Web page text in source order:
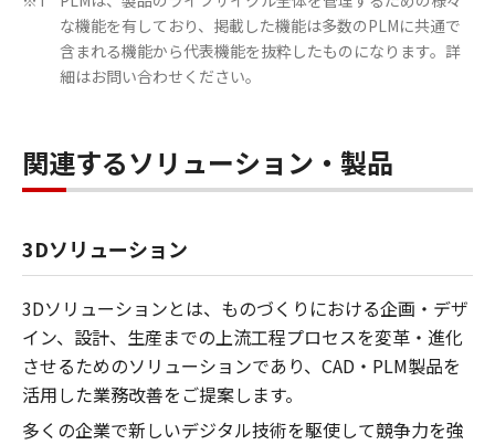
な機能を有しており、掲載した機能は多数のPLMに共通で
含まれる機能から代表機能を抜粋したものになります。詳
細はお問い合わせください。
関連するソリューション・製品
3Dソリューション
3Dソリューションとは、ものづくりにおける企画・デザ
イン、設計、生産までの上流工程プロセスを変革・進化
させるためのソリューションであり、CAD・PLM製品を
活用した業務改善をご提案します。
多くの企業で新しいデジタル技術を駆使して競争力を強